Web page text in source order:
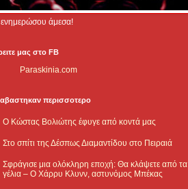
ενημερώσου άμεσα!
μας στο FB
Paraskinia.com
περισσοτερο
Ο Κώστας Βολιώτης έφυγε από κοντά μας
Στο σπίτι της Δέσπως Διαμαντίδου στο Πειραιά
Σφράγισε μια ολόκληρη εποχή: Θα κλάψετε από τα
γέλια – Ο Χάρρυ Κλυνν, αστυνόμος Μπέκας